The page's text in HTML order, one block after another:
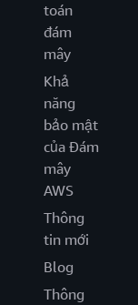
toán
đám
mây
Khả
năng
bảo mật
của Đám
mây
AWS
Thông
tin mới
Blog
Thông